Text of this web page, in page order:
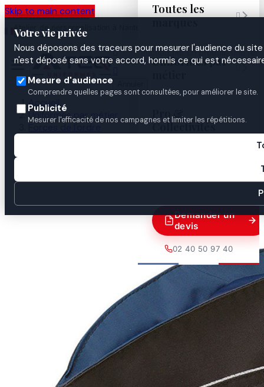
Skip to main content
Votre vie privée
Nous déposons des traceurs pour mesurer l'audience du
n'est déposé sans votre accord, hormis ce qui est
Mesure d'audience
Comprendre quelles pages sont consultées, pour améliorer le site.
Publicité
Mesurer l'efficacité de nos campagnes et limiter les répétitions.
Atelier de personnalisation à Nantes
depuis 2003

Toutes les
marques

Uniformes par
Pro &
Collectivités
Demander un
devis
02 40 50 97 40
Accueil
Uniformes par métier